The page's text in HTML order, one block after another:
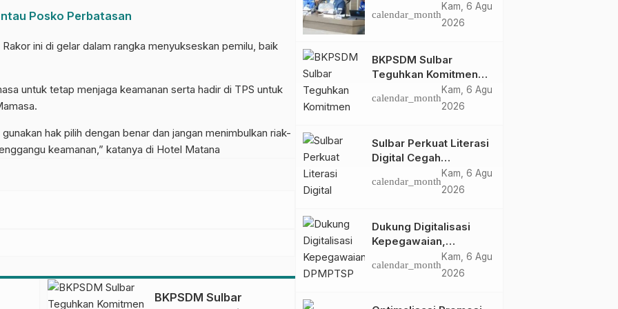
Posko Perbatasan
ini di gelar dalam rangka menyukseskan pemilu, baik
untuk tetap menjaga keamanan serta hadir di TPS untuk
hak pilih dengan benar dan jangan menimbulkan riak-
keamanan,” katanya di Hotel Matana
BKPSDM Sulbar
HUT Ke-81 RI, Puncak
Upacara di Lapangan
calendar_month
Kam, 6 Agu
2026
BKPSDM Sulbar
Teguhkan Komitmen
Pengembangan
Kompetensi ASN
Perjanjian Tugas
Belajar 2026
calendar_month
Kam, 6 Agu
2026
Sulbar Perkuat Literasi
Digital Cegah
Kejahatan Love
Scamming
calendar_month
Kam, 6 Agu
2026
Dukung Digitalisasi
Kepegawaian,
DPMPTSP Sulbar Siap
Terapkan Aplikasi
calendar_month
Kam, 6 Agu
2026